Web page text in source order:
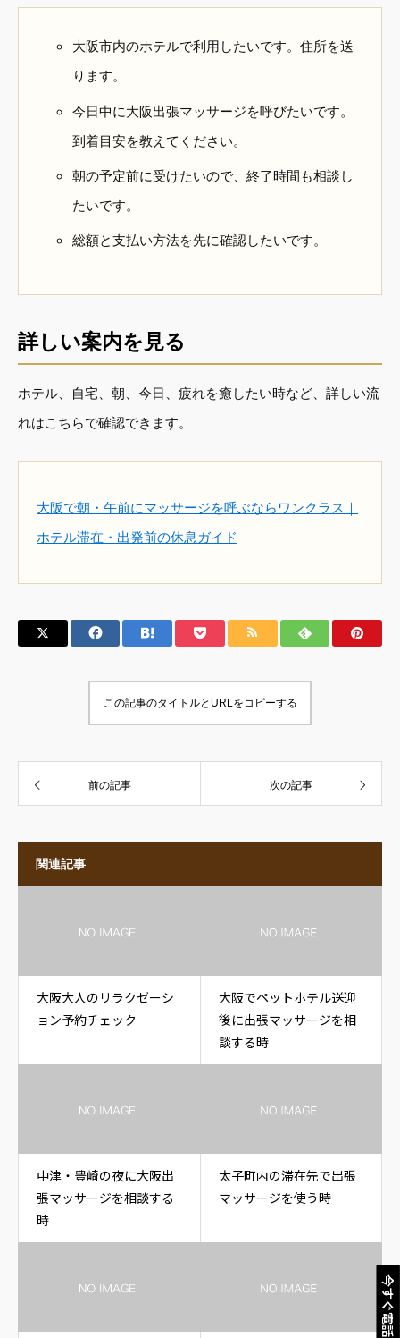
今すぐ電話
大阪市内のホテルで利用したいです。住所を送
ります。
今日中に大阪出張マッサージを呼びたいです。
到着目安を教えてください。
朝の予定前に受けたいので、終了時間も相談し
たいです。
総額と支払い方法を先に確認したいです。
詳しい案内を見る
ホテル、自宅、朝、今日、疲れを癒したい時など、詳しい流
れはこちらで確認できます。
大阪で朝・午前にマッサージを呼ぶならワンクラス｜
ホテル滞在・出発前の休息ガイド
この記事のタイトルとURLをコピーする
前の記事 次の記事
関連記事
大阪大人のリラクゼーシ
ョン予約チェック
大阪でペットホテル送迎
後に出張マッサージを相
談する時
中津・豊崎の夜に大阪出
張マッサージを相談する
時
太子町内の滞在先で出張
マッサージを使う時